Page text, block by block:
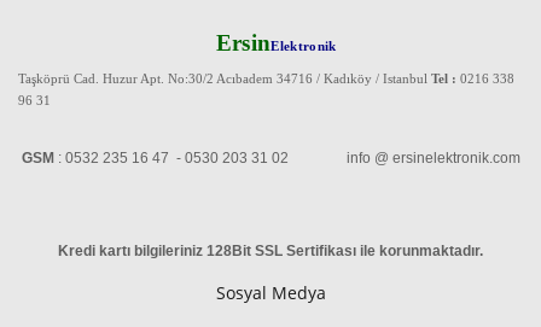
ErsinElektronik
Taşköprü Cad. Huzur Apt. No:30/2 Acıbadem 34716 / Kadıköy / Istanbul Tel : 0216 338
96 31
GSM : 0532 235 16 47 - 0530 203 31 02 info @ ersinelektronik.com
Kredi kartı bilgileriniz 128Bit SSL Sertifikası ile korunmaktadır.
Sosyal Medya